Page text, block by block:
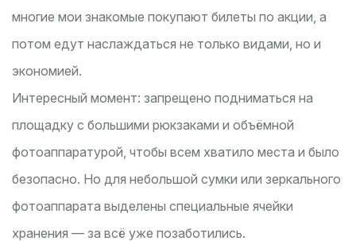
многие мои знакомые покупают билеты по акции, а
потом едут наслаждаться не только видами, но и
экономией.
Интересный момент: запрещено подниматься на
площадку с большими рюкзаками и объёмной
фотоаппаратурой, чтобы всем хватило места и было
безопасно. Но для небольшой сумки или зеркального
фотоаппарата выделены специальные ячейки
хранения — за всё уже позаботились.